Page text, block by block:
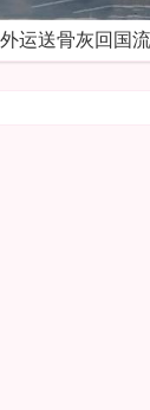
运送骨灰回国